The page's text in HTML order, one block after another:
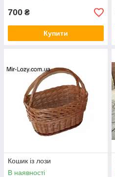
700 ₴
Купити
Кошик із лози
В наявності